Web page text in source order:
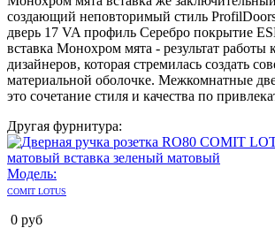
создающий неповторимый стиль
дверь 17 VA профиль Серебро покрытие
вставка Монохром мята - результат работы
дизайнеров, которая стремилась создать
материальной оболочке. Межкомнатные
это сочетание стиля и качества по
Другая фурнитура:
Модель:
COMIT LOTUS
0 руб